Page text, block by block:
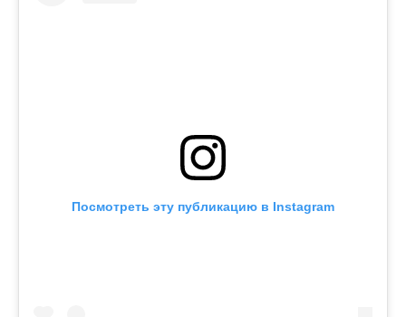
Посмотреть эту публикацию в Instagram